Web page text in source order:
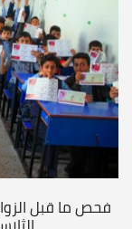
فحص ما قبل